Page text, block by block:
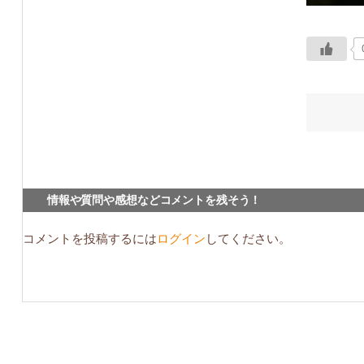
情報や質問や感想などコメントを残そう！
コメントを投稿するにはログイン してください。